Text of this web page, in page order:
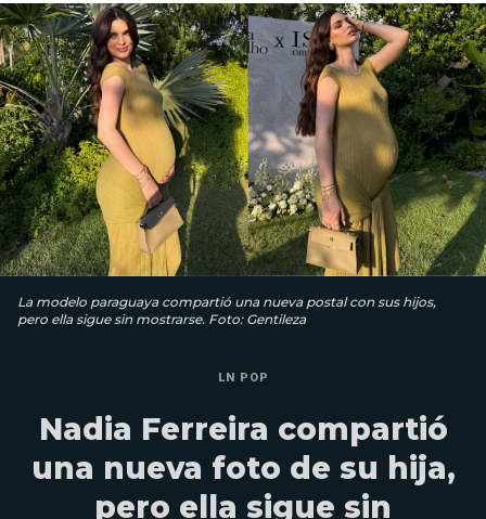
La modelo paraguaya compartió una nueva postal con sus hijos,
pero ella sigue sin mostrarse. Foto: Gentileza
LN POP
Nadia Ferreira compartió
una nueva foto de su hija,
pero ella sigue sin